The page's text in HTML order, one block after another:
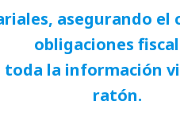
asegurando
obligaciones
toda la información
ratón.